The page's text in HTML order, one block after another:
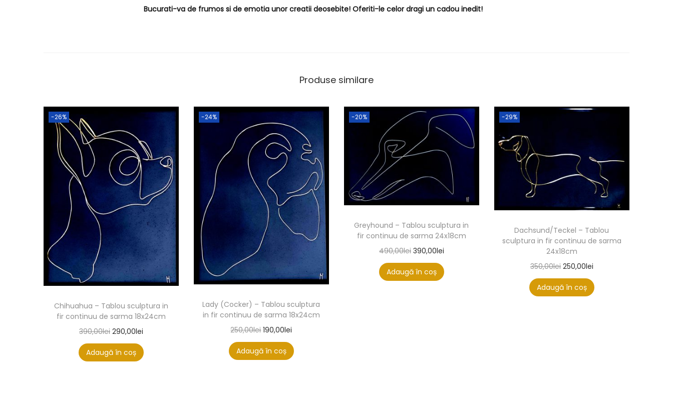
Bucurati-va de frumos si de emotia unor creatii deosebite! Oferiti-le celor dragi un cadou inedit!
Produse similare
-26%
Chihuahua – Tablou sculptura in
fir continuu de sarma 18x24cm
390,00lei 290,00lei
Adaugă în coș
-24%
Lady (Cocker) – Tablou sculptura
in fir continuu de sarma 18x24cm
250,00lei 190,00lei
Adaugă în coș
-20%
Greyhound – Tablou sculptura in
fir continuu de sarma 24x18cm
490,00lei 390,00lei
Adaugă în coș
-29%
Dachsund/Teckel – Tablou
sculptura in fir continuu de sarma
24x18cm
350,00lei 250,00lei
Adaugă în coș